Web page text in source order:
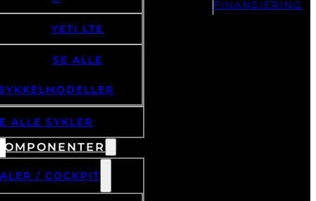
YETI LTE
SE ALLE
ALLE SYKLER
/ COCKPIT
FINANSIERING